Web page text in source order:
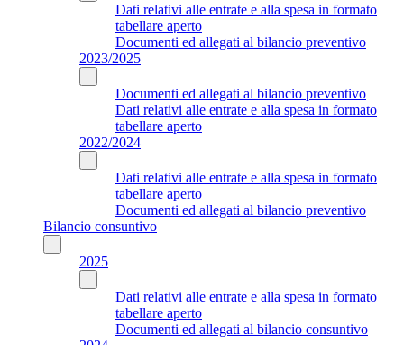
Dati relativi alle entrate e alla spesa in formato
tabellare aperto
Documenti ed allegati al bilancio preventivo
2023/2025
Documenti ed allegati al bilancio preventivo
Dati relativi alle entrate e alla spesa in formato
tabellare aperto
2022/2024
Dati relativi alle entrate e alla spesa in formato
tabellare aperto
Documenti ed allegati al bilancio preventivo
Bilancio consuntivo
2025
Dati relativi alle entrate e alla spesa in formato
tabellare aperto
Documenti ed allegati al bilancio consuntivo